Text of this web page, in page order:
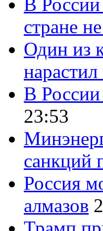
стране
Один из
В России
23:53
санкций
Россия
алмазов